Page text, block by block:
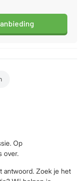
Op
over.
antwoord. Zoek je het